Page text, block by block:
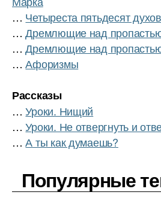
… Четыреста пятьдесят
…Дремлющие над
…Дремлющие над
…Афоризмы
Рассказы
…Уроки. Нищий
…Уроки. Не отвергнуть и
…А ты как думаешь?
Популярные